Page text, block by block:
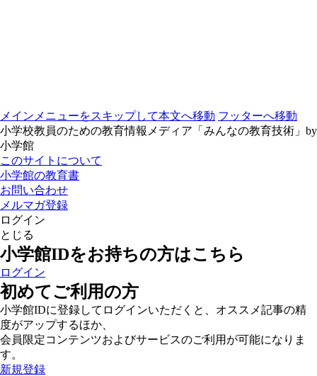
メインメニューをスキップして本文へ移動 フッターへ移動
小学校教員のための教育情報メディア「みんなの教育技術」by
小学館
このサイトについて
小学館の教育書
お問い合わせ
メルマガ登録
ログイン
とじる
小学館IDをお持ちの方はこちら
ログイン
初めてご利用の方
小学館IDに登録してログインいただくと、オススメ記事の精
度がアップするほか、
会員限定コンテンツおよびサービスのご利用が可能になりま
す。
新規登録